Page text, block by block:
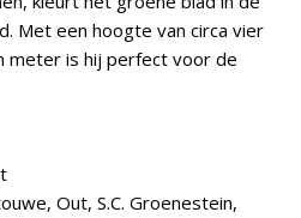
Met een hoogte van circa vier
meter is hij perfect voor de
Out, S.C. Groenestein,